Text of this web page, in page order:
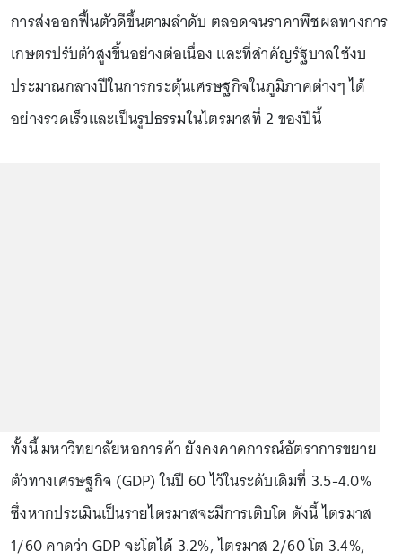
การส่งออกฟื้นตัวดีขึ้นตามลำดับ ตลอดจนราคาพืชผลทางการ
เกษตรปรับตัวสูงขึ้นอย่างต่อเนื่อง และที่สำคัญรัฐบาลใช้งบ
ประมาณกลางปีในการกระตุ้นเศรษฐกิจในภูมิภาคต่างๆ ได้
อย่างรวดเร็วและเป็นรูปธรรมในไตรมาสที่ 2 ของปีนี้
ทั้งนี้ มหาวิทยาลัยหอการค้า ยังคงคาดการณ์อัตราการขยาย
ตัวทางเศรษฐกิจ (GDP) ในปี 60 ไว้ในระดับเดิมที่ 3.5-4.0%
ซึ่งหากประเมินเป็นรายไตรมาสจะมีการเติบโต ดังนี้ ไตรมาส
1/60 คาดว่า GDP จะโตได้ 3.2%, ไตรมาส 2/60 โต 3.4%,